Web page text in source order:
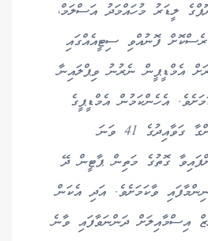
ލީޑަރު މުހައްމަދު އަސްލަމް،
ފޮނުއްވި ސިޓީއެއްގައި
އެމްޑީޕީން ނެރުނު ވިޕްލައިނާ
އެހެންކަމުން އެމްޑީޕީގެ
ޕާލިމެންޓަރީ ގްރޫޕްގެ ހިންގާ ގަވާއިދުގެ 41 ވަނަ
ގޮތުގެ މަތިން ޕާޓީން ދޭ
ވާކަމަށެވެ. އަދި އެކަން
އިސްމާއިލަށް ދަންނަވާފައި ވާނެ